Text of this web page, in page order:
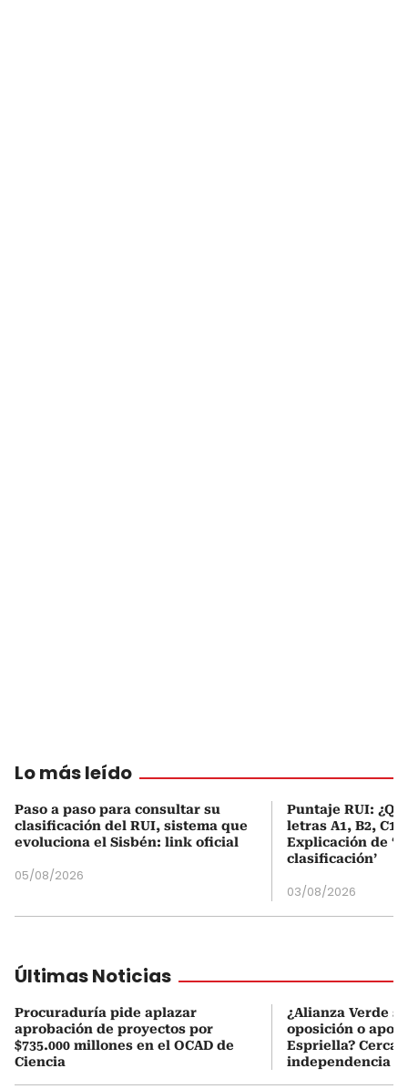
Lo más leído
Paso a paso para consultar su
clasificación del RUI, sistema que
evoluciona el Sisbén: link oficial
05/08/2026
Puntaje RUI:
letras A1, B2, C1
Explicación de
clasificación’
03/08/2026
Últimas Noticias
Procuraduría pide aplazar
aprobación de proyectos por
$735.000 millones en el OCAD de
Ciencia
¿Alianza Verde
oposición o
Espriella?
independencia